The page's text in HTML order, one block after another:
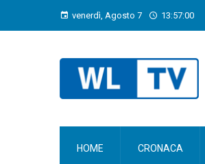
venerdì, Agosto 7 13:57:01
HOME CRONACA